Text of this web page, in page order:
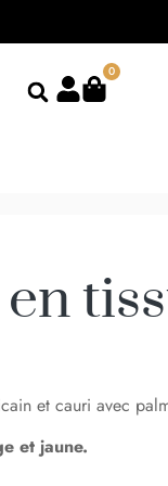
0
et cauri avec
et jaune.